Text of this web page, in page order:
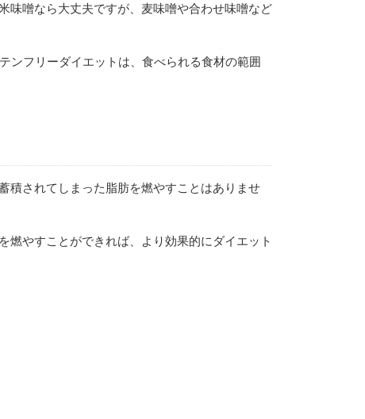
味噌なら大丈夫ですが、麦味噌や合わせ味噌など
ンフリーダイエットは、食べられる食材の範囲
積されてしまった脂肪を燃やすことはありませ
燃やすことができれば、より効果的にダイエット